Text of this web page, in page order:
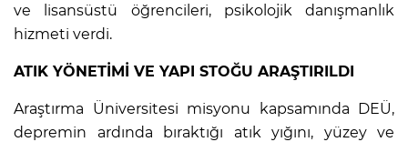
ve lisansüstü öğrencileri, psikolojik danışmanlık
hizmeti verdi.
ATIK YÖNETİMİ VE YAPI STOĞU ARAŞTIRILDI
Araştırma Üniversitesi misyonu kapsamında DEÜ,
depremin ardında bıraktığı atık yığını, yüzey ve